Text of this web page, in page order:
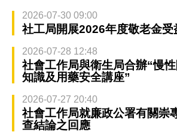
2026-07-30 09:00
社工局開展2026年度敬老金受
2026-07-28 12:48
社會工作局與衛生局合辦“慢
知識及用藥安全講座”
2026-07-27 20:40
社會工作局就廉政公署有關崇
查結論之回應